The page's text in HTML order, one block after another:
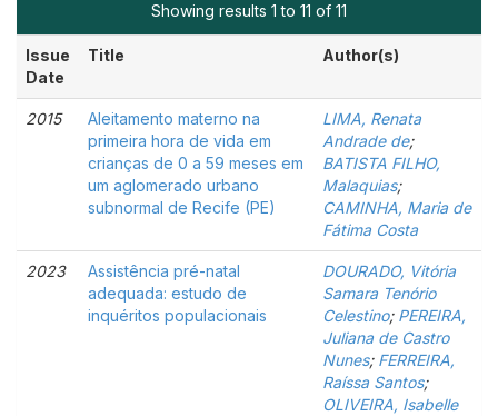
Showing results 1 to 11 of 11
Issue
Date
Title Author(s)
2015
Aleitamento materno na
primeira hora de vida em
crianças de 0 a 59 meses em
um aglomerado urbano
subnormal de Recife (PE)
LIMA, Renata
Andrade de;
BATISTA FILHO,
Malaquias;
CAMINHA, Maria de
Fátima Costa
2023
Assistência pré-natal
adequada: estudo de
inquéritos populacionais
DOURADO, Vitória
Samara Tenório
Celestino; PEREIRA,
Juliana de Castro
Nunes; FERREIRA,
Raíssa Santos;
OLIVEIRA, Isabelle